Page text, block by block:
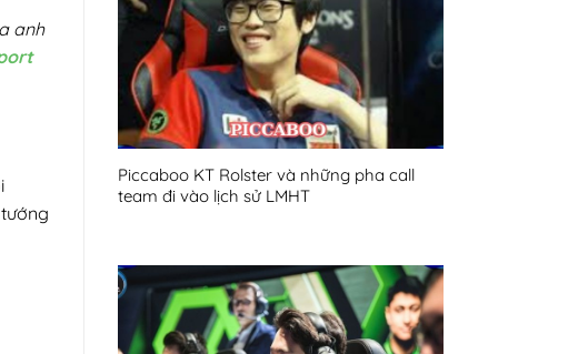
anh
Piccaboo KT Rolster và những pha call
team đi vào lịch sử LMHT